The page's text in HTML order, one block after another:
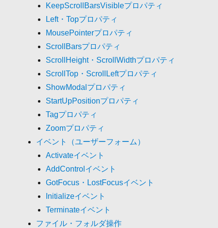
KeepScrollBarsVisibleプロパティ
Left・Topプロパティ
MousePointerプロパティ
ScrollBarsプロパティ
ScrollHeight・ScrollWidthプロパティ
ScrollTop・ScrollLeftプロパティ
ShowModalプロパティ
StartUpPositionプロパティ
Tagプロパティ
Zoomプロパティ
イベント（ユーザーフォーム）
Activateイベント
AddControlイベント
GotFocus・LostFocusイベント
Initializeイベント
Terminateイベント
ファイル・フォルダ操作